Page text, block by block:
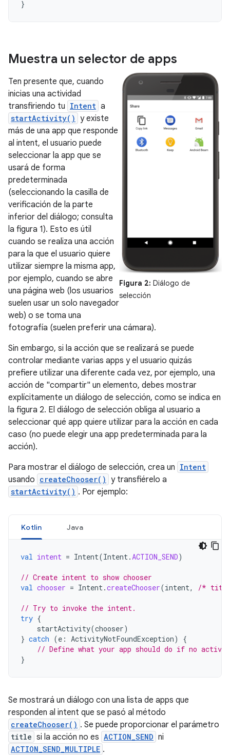
}
Muestra un selector de apps
Figura 2: Diálogo de
selección
Ten presente que, cuando
inicias una actividad
transfiriendo tu Intent a
startActivity() y existe
más de una app que responde
al intent, el usuario puede
seleccionar la app que se
usará de forma
predeterminada
(seleccionando la casilla de
verificación de la parte
inferior del diálogo; consulta
la figura 1). Esto es útil
cuando se realiza una acción
para la que el usuario quiere
utilizar siempre la misma app,
por ejemplo, cuando se abre
una página web (los usuarios
suelen usar un solo navegador
web) o se toma una
fotografía (suelen preferir una cámara).
Sin embargo, si la acción que se realizará se puede
controlar mediante varias apps y el usuario quizás
prefiere utilizar una diferente cada vez, por ejemplo, una
acción de "compartir" un elemento, debes mostrar
explícitamente un diálogo de selección, como se indica en
la figura 2. El diálogo de selección obliga al usuario a
seleccionar qué app quiere utilizar para la acción en cada
caso (no puede elegir una app predeterminada para la
acción).
Para mostrar el diálogo de selección, crea un Intent
usando createChooser() y transfiérelo a
startActivity() . Por ejemplo:
Kotlin Java
val intent = Intent(Intent . ACTION_SEND)
// Create intent to show chooser
val chooser = Intent .createChooser(intent, /*
// Try to invoke the intent.
try {
startActivity(chooser)
} catch (e : ActivityNotFoundException)
{
// Define what your app should do if no
}
Se mostrará un diálogo con una lista de apps que
responden al intent que se pasó al método
createChooser() . Se puede proporcionar el parámetro
title si la acción no es ACTION_SEND ni
ACTION_SEND_MULTIPLE .